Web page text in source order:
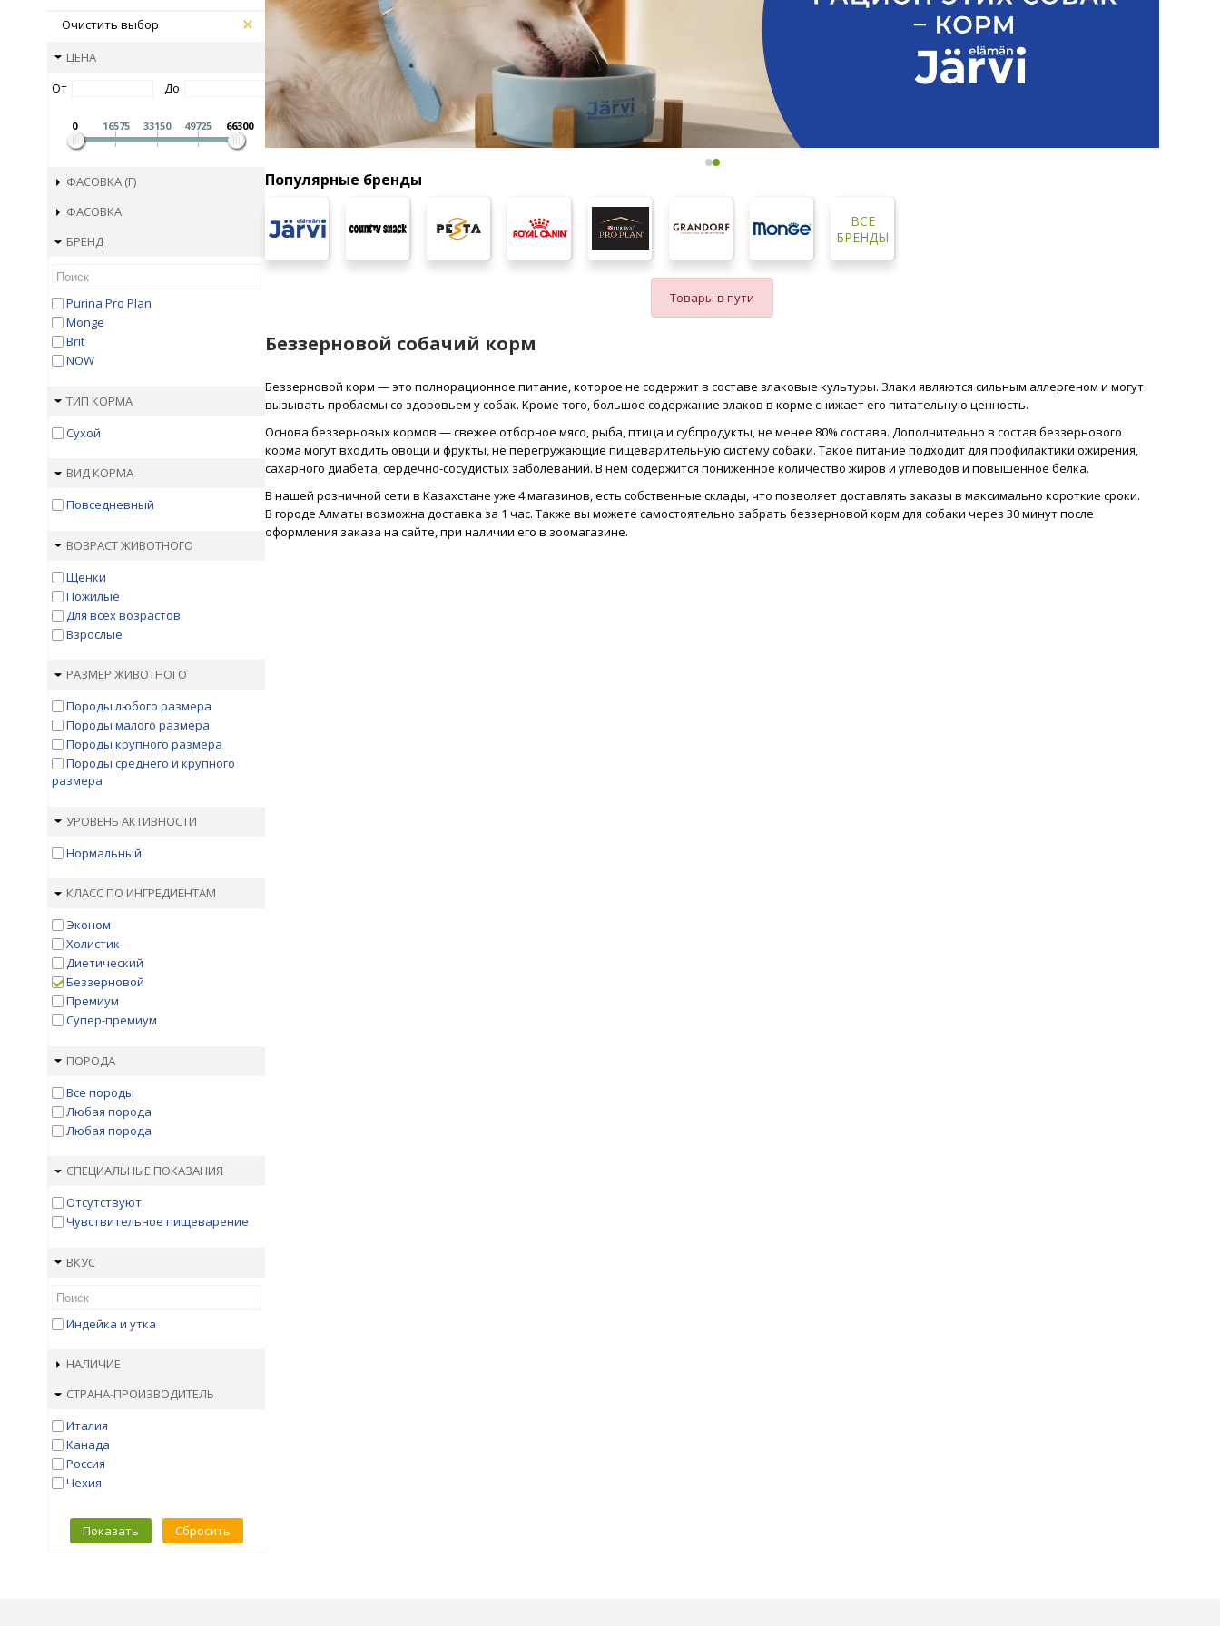
Очистить выбор
ЦЕНА
От
До
0 16575 33150 49725 66300
ФАСОВКА (Г)
ФАСОВКА
БРЕНД
Purina Pro Plan
Monge
Brit
NOW
ТИП КОРМА
Сухой
ВИД КОРМА
Повседневный
ВОЗРАСТ ЖИВОТНОГО
Щенки
Пожилые
Для всех возрастов
Взрослые
РАЗМЕР ЖИВОТНОГО
Породы любого размера
Породы малого размера
Породы крупного размера
Породы среднего и крупного
размера
УРОВЕНЬ АКТИВНОСТИ
Нормальный
КЛАСС ПО ИНГРЕДИЕНТАМ
Эконом
Холистик
Диетический
Беззерновой
Премиум
Супер-премиум
ПОРОДА
Все породы
Любая порода
Любая порода
СПЕЦИАЛЬНЫЕ ПОКАЗАНИЯ
Отсутствуют
Чувствительное пищеварение
ВКУС
Индейка и утка
НАЛИЧИЕ
СТРАНА-ПРОИЗВОДИТЕЛЬ
Италия
Канада
Россия
Чехия
Показать Сбросить
Популярные бренды
ВСЕ
БРЕНДЫ
Товары в пути
Беззерновой собачий корм
Беззерновой корм — это полнорационное питание, которое не содержит в составе злаковые культуры. Злаки являются сильным аллергеном и могут
вызывать проблемы со здоровьем у собак. Кроме того, большое содержание злаков в корме снижает его питательную ценность.
Основа беззерновых кормов — свежее отборное мясо, рыба, птица и субпродукты, не менее 80% состава. Дополнительно в состав беззернового
корма могут входить овощи и фрукты, не перегружающие пищеварительную систему собаки. Такое питание подходит для профилактики ожирения,
сахарного диабета, сердечно-сосудистых заболеваний. В нем содержится пониженное количество жиров и углеводов и повышенное белка.
В нашей розничной сети в Казахстане уже 4 магазинов, есть собственные склады, что позволяет доставлять заказы в максимально короткие сроки.
В городе Алматы возможна доставка за 1 час. Также вы можете самостоятельно забрать беззерновой корм для собаки через 30 минут после
оформления заказа на сайте, при наличии его в зоомагазине.